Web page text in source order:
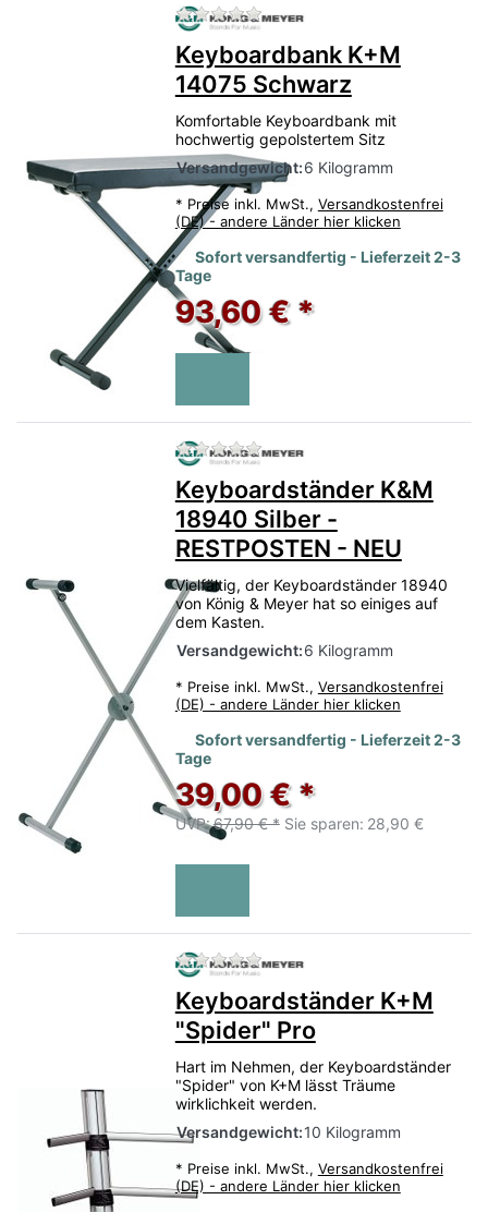
Zu diesem Produkt liegen
Keyboardbank K+M
14075 Schwarz
Komfortable Keyboardbank mit
hochwertig gepolstertem Sitz
Versandgewicht:6 Kilogramm
* Preise inkl. MwSt., Versandkostenfrei
(DE) - andere Länder hier klicken
Sofort versandfertig - Lieferzeit 2-3
Tage
93,60 € *
Zu diesem Produkt liegen
Keyboardständer K&M
18940 Silber -
RESTPOSTEN - NEU
Vielfältig, der Keyboardständer 18940
von König & Meyer hat so einiges auf
dem Kasten.
Versandgewicht:6 Kilogramm
* Preise inkl. MwSt., Versandkostenfrei
(DE) - andere Länder hier klicken
Sofort versandfertig - Lieferzeit 2-3
Tage
39,00 € *
UVP:67,90 € * Sie sparen: 28,90 €
Zu diesem Produkt liegen
Keyboardständer K+M
"Spider" Pro
Hart im Nehmen, der Keyboardständer
"Spider" von K+M lässt Träume
wirklichkeit werden.
Versandgewicht:10 Kilogramm
* Preise inkl. MwSt., Versandkostenfrei
(DE) - andere Länder hier klicken